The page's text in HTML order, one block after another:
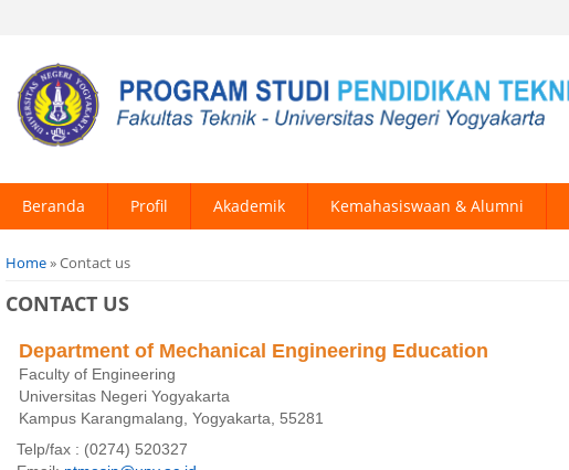
Beranda Profil Akademik Kemahasiswaan & Alumni
You are here
Home» Contact us
CONTACT US
Department of Mechanical Engineering Education
Faculty of Engineering
Universitas Negeri Yogyakarta
Kampus Karangmalang, Yogyakarta, 55281
Telp/fax : (0274) 520327